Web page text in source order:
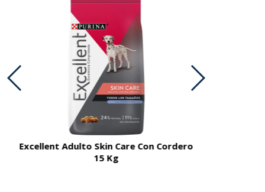
Excellent Adulto Skin Care Con Cordero
15 Kg